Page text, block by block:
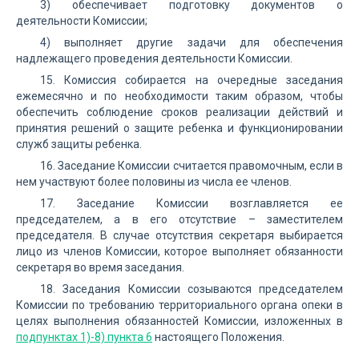
3) обеспечивает подготовку документов о
деятельности Комиссии;
4) выполняет другие задачи для обеспечения
надлежащего проведения деятельности Комиссии.
15. Комиссия собирается на очередные заседания
ежемесячно и по необходимости таким образом, чтобы
обеспечить соблюдение сроков реализации действий и
принятия решений о защите ребенка и функционировании
служб защиты ребенка.
16. Заседание Комиссии считается правомочным, если в
нем участвуют более половины из числа ее членов.
17. Заседание Комиссии возглавляется ее
председателем, а в его отсутствие – заместителем
председателя. В случае отсутствия секретаря выбирается
лицо из членов Комиссии, которое выполняет обязанности
секретаря во время заседания.
18. Заседания Комиссии созываются председателем
Комиссии по требованию территориального органа опеки в
целях выполнения обязанностей Комиссии, изложенных в
подпунктах 1)-8) пункта 6 настоящего Положения.